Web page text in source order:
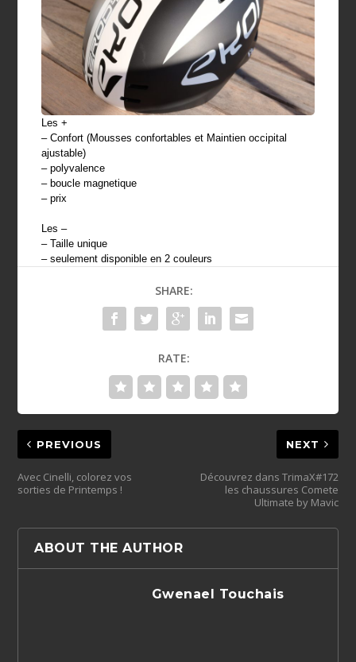
Les +
– Confort (Mousses confortables et Maintien occipital
ajustable)
– polyvalence
– boucle magnetique
– prix
Les –
– Taille unique
– seulement disponible en 2 couleurs
SHARE:
RATE:
PREVIOUS
Avec Cinelli, colorez vos
sorties de Printemps !
NEXT
Découvrez dans TrimaX#172
les chaussures Comete
Ultimate by Mavic
ABOUT THE AUTHOR
Gwenael Touchais